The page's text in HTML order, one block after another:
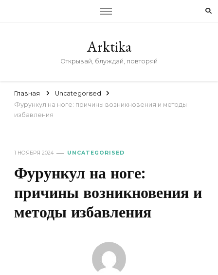
Arktika
Открывай, блуждай, повторяй
Главная
Uncategorised
Фурункул на ноге: причины возникновения и методы
избавления
1 НОЯБРЯ 2024 UNCATEGORISED
Фурункул на ноге:
причины возникновения и
методы избавления